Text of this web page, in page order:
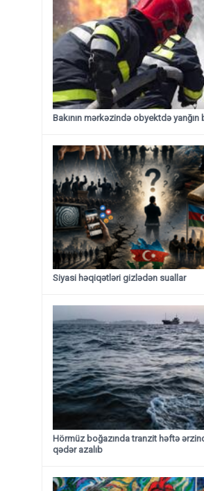
Bakının mərkəzində obyektdə yanğın
Siyasi həqiqətləri gizlədən suallar
Hörmüz boğazında tranzit həftə
qədər azalıb